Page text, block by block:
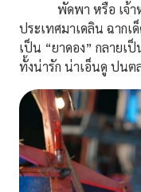
พัดพา หรือ เจ้าหญิ
ประเทศมาเดลิน ฉาก
เป็น “ยาดอง” กลายเ
ทั้งน่ารัก น่าเอ็นดู ปนต